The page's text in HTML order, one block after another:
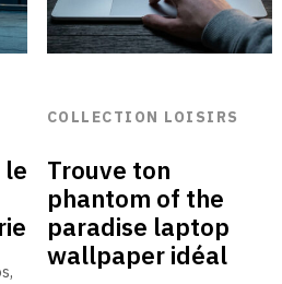
le
COLLECTION LOISIRS
Trouve ton
phantom of the
paradise laptop
wallpaper idéal